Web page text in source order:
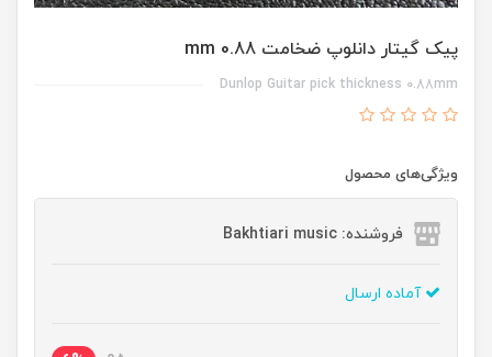
پیک گیتار دانلوپ ضخامت 0.88 mm
Dunlop Guitar pick thickness 0.88mm
ویژگی‌های محصول
فروشنده: Bakhtiari music
آماده ارسال